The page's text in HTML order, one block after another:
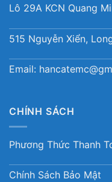
Lô 29A KCN Quang
515 Nguyễn Xiển,
Email:
CHÍNH SÁCH
Phương Thức Thanh
Chính Sách Bảo Mật